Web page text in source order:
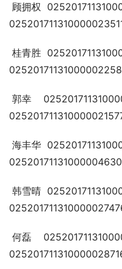
顾拥权
桂青胜
郭幸
海丰华
韩雪晴
何磊